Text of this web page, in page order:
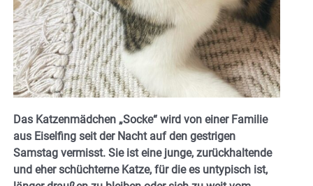
Das Katzenmädchen „Socke“ wird von einer Familie
aus Eiselfing seit der Nacht auf den gestrigen
Samstag vermisst. Sie ist eine junge, zurückhaltende
und eher schüchterne Katze, für die es untypisch ist,